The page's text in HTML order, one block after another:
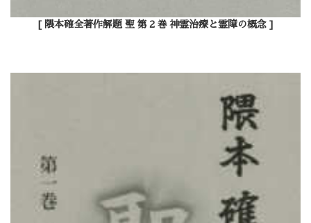
[ 隈本確全著作解題 聖 第２巻 神霊治療と霊障の概念 ]